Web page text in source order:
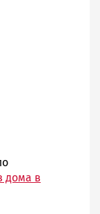
дома в